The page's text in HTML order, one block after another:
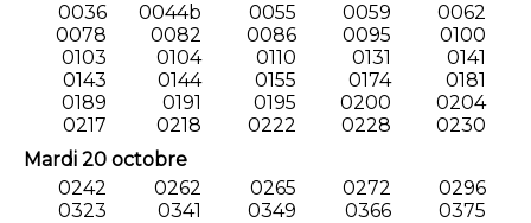
0036
0044b 0055 0059
0062
0078
0082 0086 0095
0100
0103
0104 0110 0131
0141
0143
0144 0155 0174
0181
0189
0191 0195 0200
0204
0217
0218 0222 0228
0230
Mardi 20 octobre
0242
0262 0265 0272
0296
0323
0341 0349 0366
0375